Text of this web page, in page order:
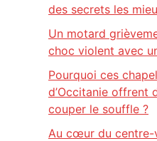
des secrets les
Un motard
choc violent avec
Pourquoi ces
d’Occitanie offrent
couper le souffle ?
Au cœur du centre-